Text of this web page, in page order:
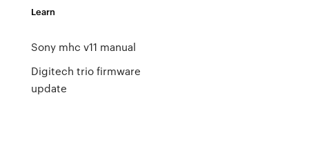
Learn
Sony mhc v11 manual
Digitech trio firmware
update